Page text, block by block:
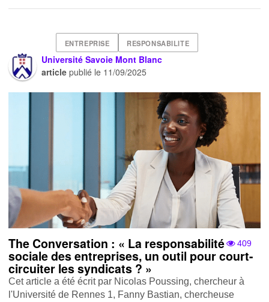
ENTREPRISE RESPONSABILITE
Université Savoie Mont Blanc
article publié le 11/09/2025
409
The Conversation : « La responsabilité
sociale des entreprises, un outil pour court-
circuiter les syndicats ? »
Cet article a été écrit par Nicolas Poussing, chercheur à
l'Université de Rennes 1, Fanny Bastian, chercheuse